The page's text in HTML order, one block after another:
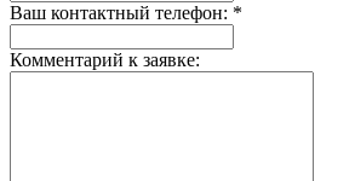
Ваш контактный телефон: *
Комментарий к заявке: